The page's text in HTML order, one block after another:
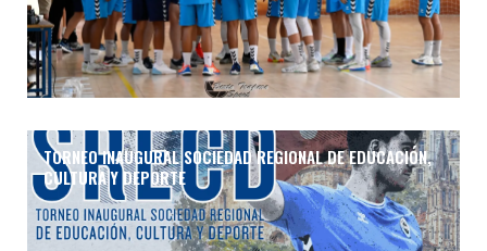
TORNEO INAUGURAL SOCIEDAD REGIONAL DE EDUCACIÓN,
CULTURA Y DEPORTE